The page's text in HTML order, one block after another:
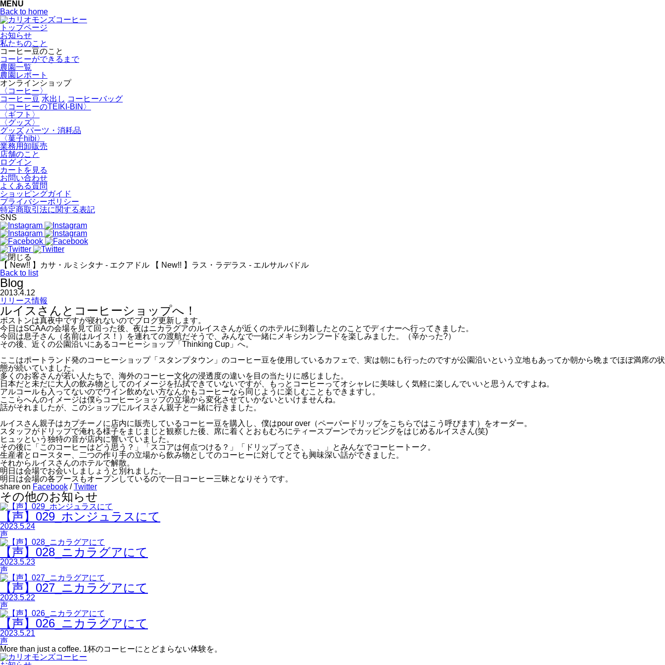
MENU
Back to home
トップページ
お知らせ
私たちのこと
コーヒー豆のこと
コーヒーができるまで
農園一覧
農園レポート
オンラインショップ
〈コーヒー〉
コーヒー豆 水出し コーヒーバッグ
〈コーヒーのTEIKI-BIN〉
〈ギフト〉
〈グッズ〉
グッズ パーツ・消耗品
〈菓子hibi〉
業務用卸販売
店舗のこと
ログイン
カートを見る
お問い合わせ
よくある質問
ショッピングガイド
プライバシーポリシー
特定商取引法に関する表記
SNS
【 New!! 】カサ・ルミシタナ - エクアドル
【 New!! 】ラス・ラデラス - エルサルバドル
Back to list
Blog
2013.4.12
リリース情報
ルイスさんとコーヒーショップへ！
ボストンは真夜中ですが寝れないのでブログ更新します。
今日はSCAAの会場を見て回った後、夜はニカラグアのルイスさんが近くのホテルに到着したとのことでディナーへ行ってきました。
今回は息子さん（名前はルイス！）を連れての渡航だそうで、みんなで一緒にメキシカンフードを楽しみました。（辛かった?）
その後、近くの公園沿いにあるコーヒーショップ「Thinking Cup」へ。
ここはポートランド発のコーヒーショップ「スタンプタウン」のコーヒー豆を使用しているカフェで、実は朝にも行ったのですが公園沿いという立地もあってか朝から晩までほぼ満席の状
態が続いていました。
多くのお客さんが若い人たちで、海外のコーヒー文化の浸透度の違いを目の当たりに感じました。
日本だと未だに大人の飲み物としてのイメージを払拭できていないですが、もっとコーヒーってオシャレに美味しく気軽に楽しんでいいと思うんですよね。
アルコールも入ってないのでワイン飲めない方なんかもコーヒーなら同じように楽しむこともできますし。
ここらへんのイメージは僕らコーヒーショップの立場から変化させていかないといけませんね。
話がそれましたが、このショップにルイスさん親子と一緒に行きました。
ルイスさん親子はカプチーノに店内に販売しているコーヒー豆を購入し、僕はpour over（ペーパードリップをこちらではこう呼びます）をオーダー。
スタッフがドリップで淹れる様子をまじまじと観察した後、席に着くとおもむろにティースプーンでカッピングをはじめるルイスさん(笑)
ヒュッという独特の音が店内に響いていました。
その後に「このコーヒーはどう思う？」「スコアは何点つける？」「ドリップってさ、、、」とみんなでコーヒートーク。
生産者とロースター、二つの作り手の立場から飲み物としてのコーヒーに対してとても興味深い話ができました。
それからルイスさんのホテルで解散。
明日は会場でお会いしましょうと別れました。
明日は会場の各ブースもオープンしているので一日コーヒー三昧となりそうです。
share on Facebook /Twitter
その他のお知らせ
【声】029_ホンジュラスにて
2023.5.24
声
【声】028_ニカラグアにて
2023.5.23
声
【声】027_ニカラグアにて
2023.5.22
声
【声】026_ニカラグアにて
2023.5.21
声
More than just a coffee. 1杯のコーヒーにとどまらない体験を。